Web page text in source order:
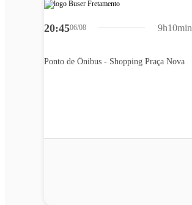
20:4506/08
Ponto de Ônibus - Shopping Praça Nova
9h10min